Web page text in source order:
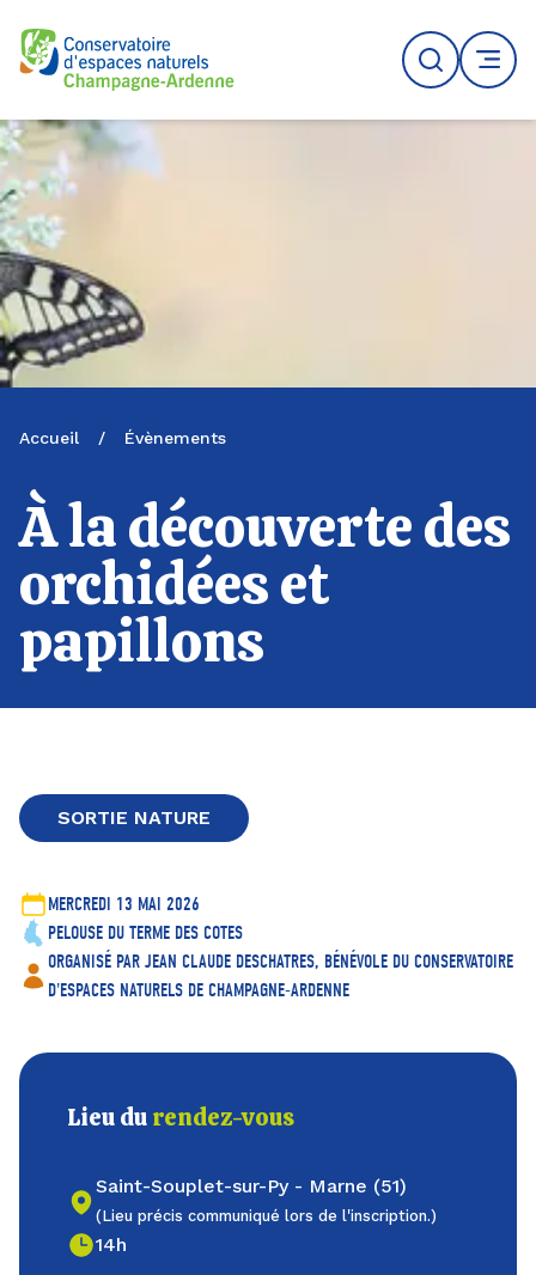
Logo du CENCA
Recherche
MENU
Accueil / Évènements
À la découverte des
orchidées et
papillons
SORTIE NATURE
MERCREDI 13 MAI 2026
PELOUSE DU TERME DES COTES
ORGANISÉ PAR JEAN CLAUDE DESCHATRES, BÉNÉVOLE DU CONSERVATOIRE
D'ESPACES NATURELS DE CHAMPAGNE-ARDENNE
Lieu durendez-vous
Saint-Souplet-sur-Py - Marne (51)
(Lieu précis communiqué lors de l'inscription.)
14h